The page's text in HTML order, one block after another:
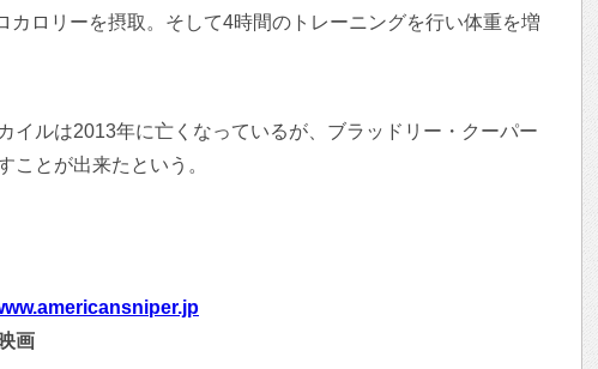
カロリーを摂取。そして4時間のトレーニングを行い体重を増
イルは2013年に亡くなっているが、ブラッドリー・クーパー
ことが出来たという。
画